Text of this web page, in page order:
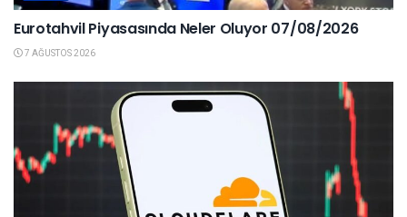
Eurotahvil Piyasasında Neler Oluyor 07/08/2026
7 AĞUSTOS 2026